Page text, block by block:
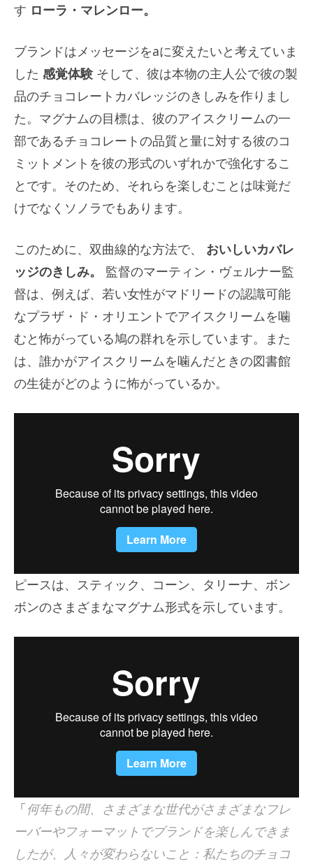
す ローラ・マレンロー。
ブランドはメッセージをaに変えたいと考えていま
した 感覚体験 そして、彼は本物の主人公で彼の製
品のチョコレートカバレッジのきしみを作りまし
た。マグナムの目標は、彼のアイスクリームの一
部であるチョコレートの品質と量に対する彼のコ
ミットメントを彼の形式のいずれかで強化するこ
とです。そのため、それらを楽しむことは味覚だ
けでなくソノラでもあります。
このために、双曲線的な方法で、 おいしいカバレ
ッジのきしみ。 監督のマーティン・ヴェルナー監
督は、例えば、若い女性がマドリードの認識可能
なプラザ・ド・オリエントでアイスクリームを噛
むと怖がっている鳩の群れを示しています。また
は、誰かがアイスクリームを噛んだときの図書館
の生徒がどのように怖がっているか。
ピースは、スティック、コーン、タリーナ、ボン
ボンのさまざまなマグナム形式を示しています。
「何年もの間、さまざまな世代がさまざまなフレ
ーバーやフォーマットでブランドを楽しんできま
したが、人々が変わらないこと：私たちのチョコ